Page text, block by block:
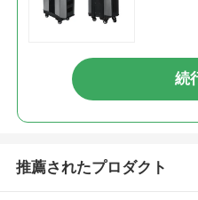
続
推薦されたプロダクト